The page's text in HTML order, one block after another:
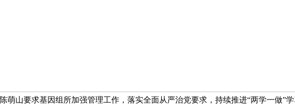
陈萌山要求基因组所加强管理工作，落实全面从严治党要求，持续推进“两学一做”